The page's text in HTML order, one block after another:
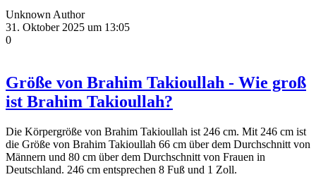
Unknown Author
31. Oktober 2025 um 13:05
0
Größe von Brahim Takioullah - Wie groß
ist Brahim Takioullah?
Die Körpergröße von Brahim Takioullah ist 246 cm. Mit 246 cm ist
die Größe von Brahim Takioullah 66 cm über dem Durchschnitt von
Männern und 80 cm über dem Durchschnitt von Frauen in
Deutschland. 246 cm entsprechen 8 Fuß und 1 Zoll.